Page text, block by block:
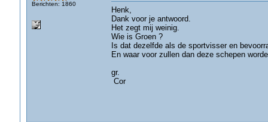
Berichten: 1860
Henk,
Dank voor je antwoord.
Het zegt mij weinig.
Wie is Groen ?
Is dat dezelfde als de sportvisser en
En waar voor zullen dan deze schepen
gr.
Cor